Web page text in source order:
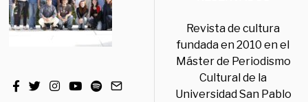
Revista de cultura
fundada en 2010 en el
Máster de Periodismo
Cultural de la
Universidad San Pablo